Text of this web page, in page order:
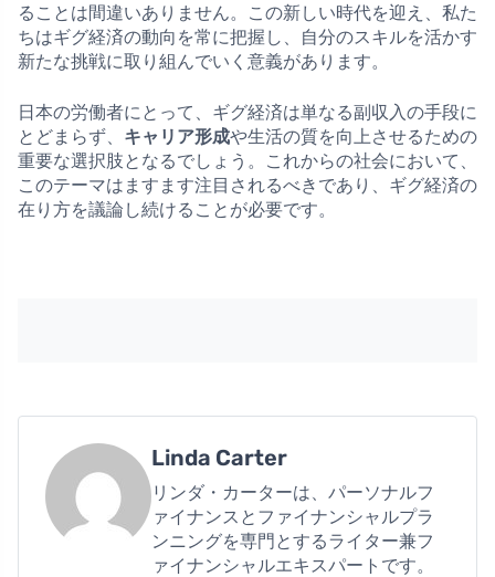
ることは間違いありません。この新しい時代を迎え、私た
ちはギグ経済の動向を常に把握し、自分のスキルを活かす
新たな挑戦に取り組んでいく意義があります。
日本の労働者にとって、ギグ経済は単なる副収入の手段に
とどまらず、 キャリア形成や生活の質を向上させるための
重要な選択肢となるでしょう。これからの社会において、
このテーマはますます注目されるべきであり、ギグ経済の
在り方を議論し続けることが必要です。
Linda Carter
リンダ・カーターは、パーソナルフ
ァイナンスとファイナンシャルプラ
ンニングを専門とするライター兼フ
ァイナンシャルエキスパートです。